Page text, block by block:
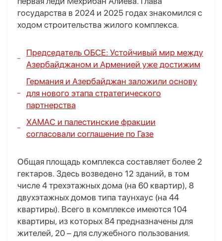
государства в 2024 и 2025 годах знакомился с
ходом строительства жилого комплекса.
Председатель ОБСЕ: Устойчивый мир между
Азербайджаном и Арменией уже достижим
Германия и Азербайджан заложили основу
для нового этапа стратегического
партнерства
ХАМАС и палестинские фракции
согласовали соглашение по Газе
Общая площадь комплекса составляет более 2
гектаров. Здесь возведено 12 зданий, в том
числе 4 трехэтажных дома (на 60 квартир), 8
двухэтажных домов типа таунхаус (на 44
квартиры). Всего в комплексе имеются 104
квартиры, из которых 84 предназначены для
жителей, 20 – для служебного пользования.